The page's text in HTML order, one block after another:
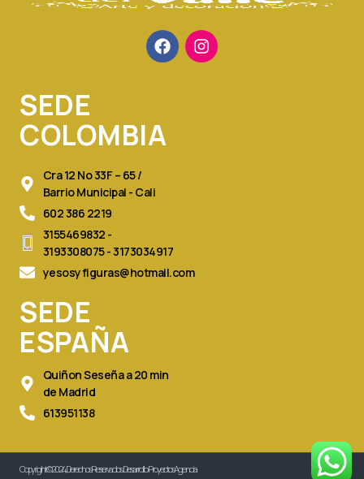
F
a
c
o
k
I
n
s
SEDE
COLOMBIA
Cra 12 No 33F – 65 /
Barrio Municipal - Cali
602 386 2219
3155469832 -
3193308075 - 3173034917
yesosyfiguras@hotmail.com
SEDE
ESPAÑA
Quiñon Seseña a 20 min
de Madrid
613951138
Copyright © 2024, Derechos Reservados. Desarrollo: Proyectos Agencia